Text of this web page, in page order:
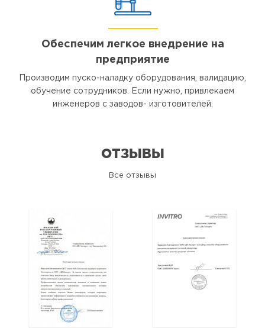
Обеспечим легкое внедрение на
предприятие
Производим пуско-наладку оборудования, валидацию,
обучение сотрудников. Если нужно, привлекаем
инженеров с заводов- изготовителей.
ОТЗЫВЫ
Все отзывы